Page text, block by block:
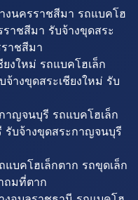
งนครราชสีมา รถแบคโฮ
าชสีมา รับจ้างขุดสระ
าชสีมา
ยงใหม่ รถแบคโฮเล็ก
จ้างขุดสระเชียงใหม่ รับ
าญจนบุรี รถแบคโฮเล็ก
บจ้างขุดสระกาญจนบุรี
บคโฮเล็กตาก รถขุดเล็ก
ถมที่ตาก